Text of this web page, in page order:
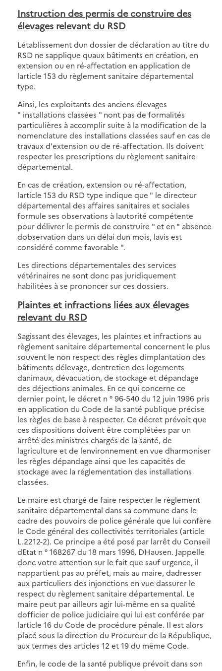
Instruction des permis de construire des
élevages relevant du RSD
Létablissement dun dossier de déclaration au titre du
RSD ne sapplique quaux bâtiments en création, en
extension ou en ré-affectation en application de
larticle 153 du règlement sanitaire départemental
type.
Ainsi, les exploitants des anciens élevages
" installations classées " nont pas de formalités
particulières à accomplir suite à la modification de la
nomenclature des installations classées sauf en cas de
travaux d'extension ou de ré-affectation. Ils doivent
respecter les prescriptions du règlement sanitaire
départemental.
En cas de création, extension ou ré-affectation,
larticle 153 du RSD type indique que " le directeur
départemental des affaires sanitaires et sociales
formule ses observations à lautorité compétente
pour délivrer le permis de construire " et en " absence
dobservation dans un délai dun mois, lavis est
considéré comme favorable ".
Les directions départementales des services
vétérinaires ne sont donc pas juridiquement
habilitées à se prononcer sur ces dossiers.
Plaintes et infractions liées aux élevages
relevant du RSD
Sagissant des élevages, les plaintes et infractions au
règlement sanitaire départemental concernent le plus
souvent le non respect des règles dimplantation des
bâtiments délevage, dentretien des logements
danimaux, dévacuation, de stockage et dépandage
des déjections animales. En ce qui concerne ce
dernier point, le décret n ° 96-540 du 12 juin 1996 pris
en application du Code de la santé publique précise
les règles de base à respecter. Ce décret prévoit que
ces dispositions doivent être complétées par un
arrêté des ministres chargés de la santé, de
lagriculture et de lenvironnement en vue dharmoniser
les règles dépandage ainsi que les capacités de
stockage avec la réglementation des installations
classées.
Le maire est chargé de faire respecter le règlement
sanitaire départemental dans sa commune dans le
cadre des pouvoirs de police générale que lui confère
le Code général des collectivités territoriales (article
L.2212-2). Ce principe a été posé par larrêt du Conseil
dEtat n ° 168267 du 18 mars 1996, DHausen. Jappelle
donc votre attention sur le fait que sauf urgence, il
nappartient pas au préfet, mais au maire, dadresser
aux particuliers des injonctions en vue dassurer le
respect du règlement sanitaire départemental. Le
maire peut par ailleurs agir lui-même en sa qualité
dofficier de police judiciaire qui lui est conférée par
larticle 16 du Code de procédure pénale. Il est alors
placé sous la direction du Procureur de la République,
aux termes des articles 12 et 19 du même Code.
Enfin, le code de la santé publique prévoit dans son